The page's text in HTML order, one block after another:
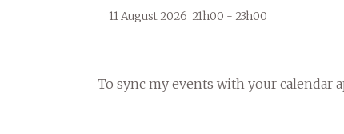
11 August 2026 21h00 - 23h00
To sync my events with your calendar